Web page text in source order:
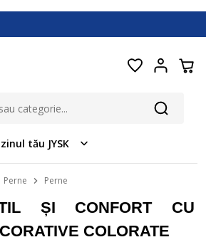
tău JYSK
Perne Perne
ȘI CONFORT CU
COLORATE